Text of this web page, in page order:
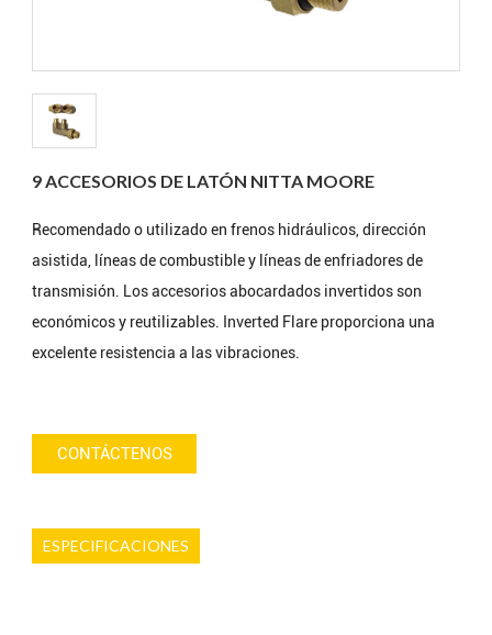
9 ACCESORIOS DE LATÓN NITTA MOORE
Recomendado o utilizado en frenos hidráulicos, dirección
asistida, líneas de combustible y líneas de enfriadores de
transmisión. Los accesorios abocardados invertidos son
económicos y reutilizables. Inverted Flare proporciona una
excelente resistencia a las vibraciones.
CONTÁCTENOS
ESPECIFICACIONES